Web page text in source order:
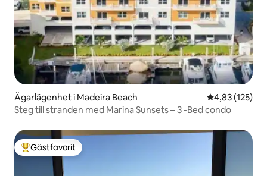
Ägarlägenhet i Madeira Beach 4,83 av 5 i
4,83 (125)
Steg till stranden med Marina Sunsets – 3 -Bed condo
Populär gästfavorit
Gästfavorit